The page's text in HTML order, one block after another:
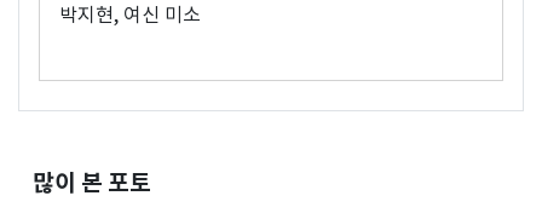
박지현, 여신 미소
많이 본 포토